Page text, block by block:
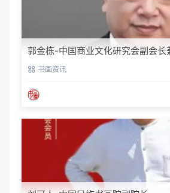
郭金栋-中国商业文化研究会副会长
书画资讯